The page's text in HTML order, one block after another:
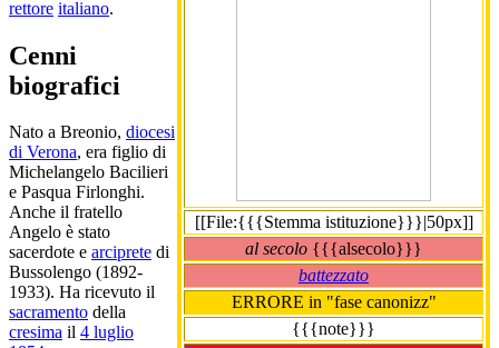
[[File:{{{Stemma istituzione}}}|50px]]
al secolo {{{alsecolo}}}
battezzato
ERRORE in "fase canonizz"
{{{note}}}
rettore italiano.
Cenni
biografici
Nato a Breonio, diocesi
di Verona, era figlio di
Michelangelo Bacilieri
e Pasqua Firlonghi.
Anche il fratello
Angelo è stato
sacerdote e arciprete di
Bussolengo (1892-
1933). Ha ricevuto il
sacramento della
cresima il 4 luglio